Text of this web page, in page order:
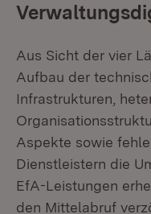
Aus Sicht der vier
Aufbau der
Infrastrukturen,
Aspekte sowie
Dienstleistern die
EfA-Leistungen
den Mittelabruf